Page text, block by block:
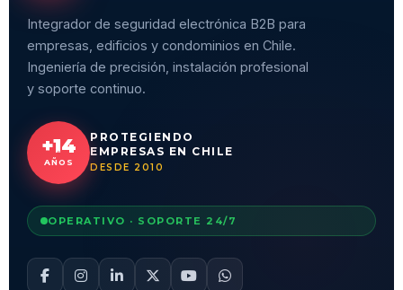
Integrador de seguridad electrónica B2B para
empresas, edificios y condominios en Chile.
Ingeniería de precisión, instalación profesional
y soporte continuo.
+14
AÑOS
PROTEGIENDO
EMPRESAS EN CHILE
DESDE 2010
OPERATIVO · SOPORTE 24/7